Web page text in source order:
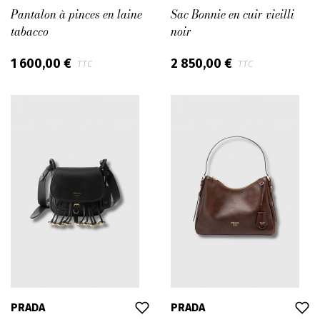
Pantalon à pinces en laine
tabacco
1 600,00 € TTC
Sac Bonnie en cuir vieilli
noir
2 850,00 € TTC
PRADA PRADA